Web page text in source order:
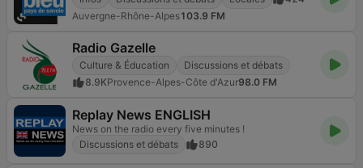
Auvergne-Rhône-Alpes103.9 FM
Radio Gazelle
Culture & Éducation
Discussions et débats
8.9KProvence-Alpes-Côte d'Azur98.0 FM
Replay News ENGLISH
News on the radio every five minutes !
Discussions et débats
890